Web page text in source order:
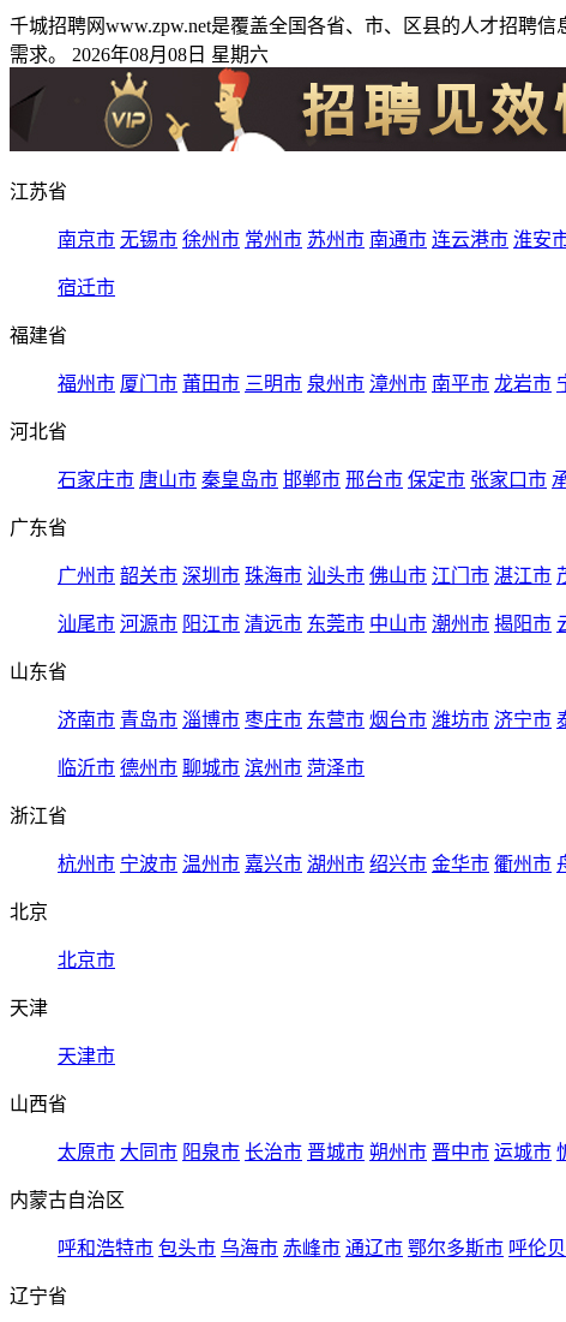
千城招聘网www.zpw.net是覆盖全国各省、市、区县的人才招聘
需求。 2026年08月08日 星期六
江苏省
南京市 无锡市 徐州市 常州市 苏州市 南通市 连云港市 淮安
宿迁市
福建省
福州市 厦门市 莆田市 三明市 泉州市 漳州市 南平市 龙岩市
河北省
石家庄市 唐山市 秦皇岛市 邯郸市 邢台市 保定市 张家口市
广东省
广州市 韶关市 深圳市 珠海市 汕头市 佛山市 江门市 湛江市
汕尾市 河源市 阳江市 清远市 东莞市 中山市 潮州市 揭阳市
山东省
济南市 青岛市 淄博市 枣庄市 东营市 烟台市 潍坊市 济宁市
临沂市 德州市 聊城市 滨州市 菏泽市
浙江省
杭州市 宁波市 温州市 嘉兴市 湖州市 绍兴市 金华市 衢州市
北京
北京市
天津
天津市
山西省
太原市 大同市 阳泉市 长治市 晋城市 朔州市 晋中市 运城市
内蒙古自治区
呼和浩特市 包头市 乌海市 赤峰市 通辽市 鄂尔多斯市 呼伦
辽宁省